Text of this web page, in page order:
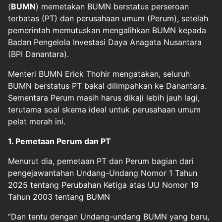
(BUMN) memetakan BUMN berstatus perseroan
terbatas (PT) dan perusahaan umum (Perum), setelah
pemerintah memutuskan mengalihkan BUMN kepada
Badan Pengelola Investasi Daya Anagata Nusantara
(BPI Danantara).
Menteri BUMN Erick Thohir mengatakan, seluruh
BUMN berstatus PT bakal dilimpahkan ke Danantara.
Sementara Perum masih harus dikaji lebih jauh lagi,
terutama soal skema ideal untuk perusahaan umum
pelat merah ini.
1. Pemetaan Perum dan PT
Menurut dia, pemetaan PT dan Perum bagian dari
pengejawantahan Undang-Undang Nomor 1 Tahun
2025 tentang Perubahan Ketiga atas UU Nomor 19
Tahun 2003 tentang BUMN
“Dan tentu dengan Undang-undang BUMN yang baru,